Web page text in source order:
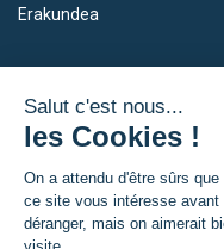
Erakundea
Empleo
Eskola Futura
Forma NAEN